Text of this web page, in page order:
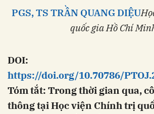
PGS, TS TRẦN QUANG DIỆU
quốc gia Hồ Chí
DOI:
https://doi.org/10.70786/
Tóm tắt: Trong thời gian qua,
thông tại Học viện Chính trị